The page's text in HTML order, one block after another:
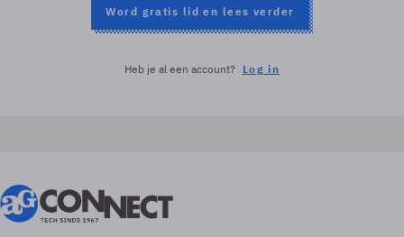
Word gratis lid en lees verder
Heb je al een account? Log in